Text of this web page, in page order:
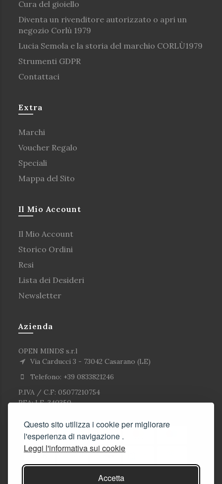
Questo sito utilizza i cookie per migliorare
l'esperienza di navigazione .
Leggi l'informativa sui cookie
Accetta
Cura del gioiello
Diventa un rivenditore autorizzato o apri un
negozio Corlù 1979
Lucia Semola e la storia del marchio CORLÙ1979
Strumenti GDPR
Contattaci
Extra
Marchi
Voucher Regalo
Speciali
Mappa del Sito
Il Mio Account
Il Mio Account
Storico Ordini
Resi
Lista dei Desideri
Newsletter
Azienda
OPEN MINDS s.r.l
Via Carducci 3 - 73042 Casarano (LE)
Telefono: +39 0833821246
P.IVA / C.F: 05077210754
REA: LE-340350